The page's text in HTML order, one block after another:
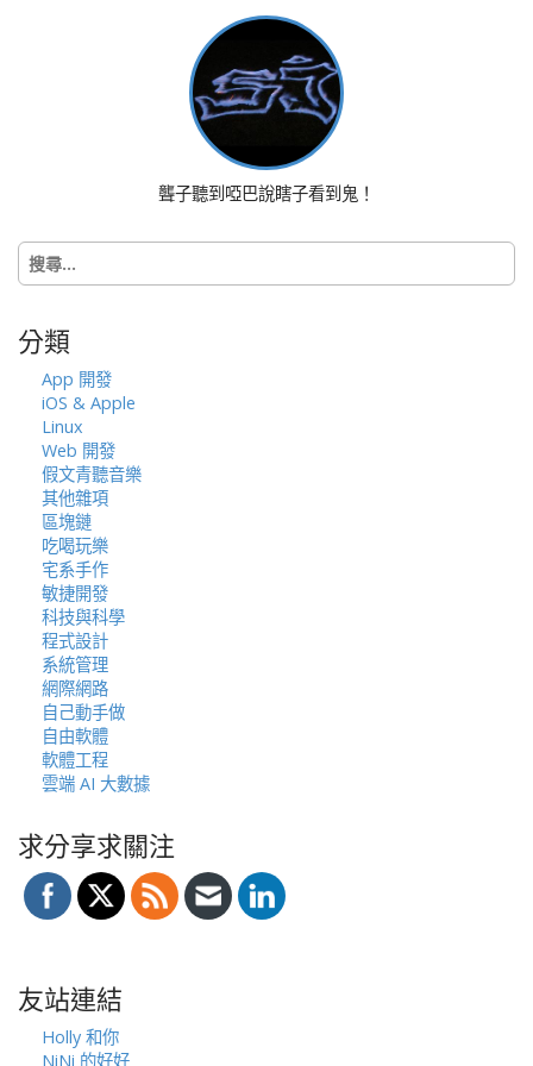
i
o
n
聾子聽到啞巴說瞎子看到鬼！
搜
尋
字:
分類
App 開發
iOS & Apple
Linux
Web 開發
假文青聽音樂
其他雜項
區塊鏈
吃喝玩樂
宅系手作
敏捷開發
科技與科學
程式設計
系統管理
網際網路
自己動手做
自由軟體
軟體工程
雲端 AI 大數據
求分享求關注
友站連結
Holly 和你
NiNi 的好好